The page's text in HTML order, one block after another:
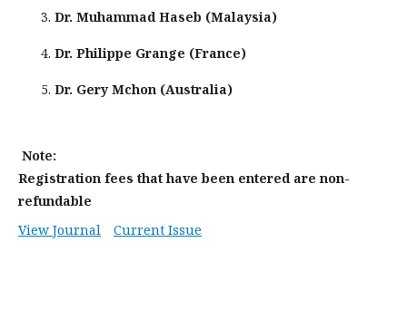
Dr. Muhammad Haseb (Malaysia)
Dr. Philippe Grange (France)
Dr. Gery Mchon (Australia)
Note:
Registration fees that have been entered are non-
refundable
View Journal
Current Issue